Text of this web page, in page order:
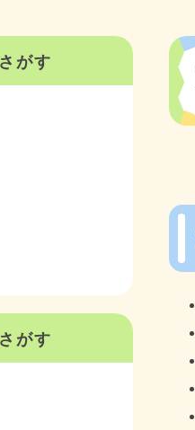
本
文
がす
がす